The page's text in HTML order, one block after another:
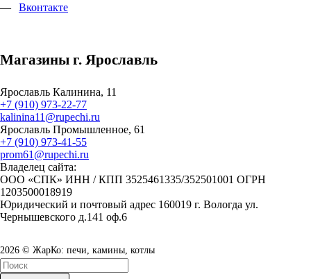
Вконтакте
Магазины г. Ярославль
Ярославль Калинина, 11
+7 (910) 973-22-77
kalinina11@rupechi.ru
Ярославль Промышленное, 61
+7 (910) 973-41-55
prom61@rupechi.ru
Владелец сайта:
ООО «СПК» ИНН / КПП 3525461335/352501001 ОГРН
1203500018919
Юридический и почтовый адрес 160019 г. Вологда ул.
Чернышевского д.141 оф.6
2026 © ЖарКо: печи, камины, котлы